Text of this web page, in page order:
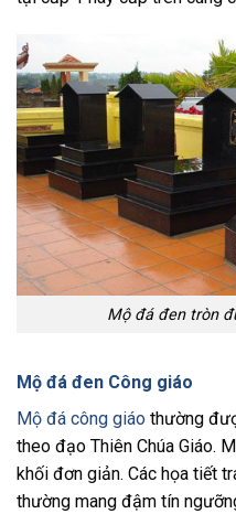
Mộ đá đen tròn
Mộ đá đen Công giáo
Mộ đá công giáo thường
theo đạo Thiên Chúa Giáo.
khối đơn giản. Các họa tiết
thường mang đậm tín